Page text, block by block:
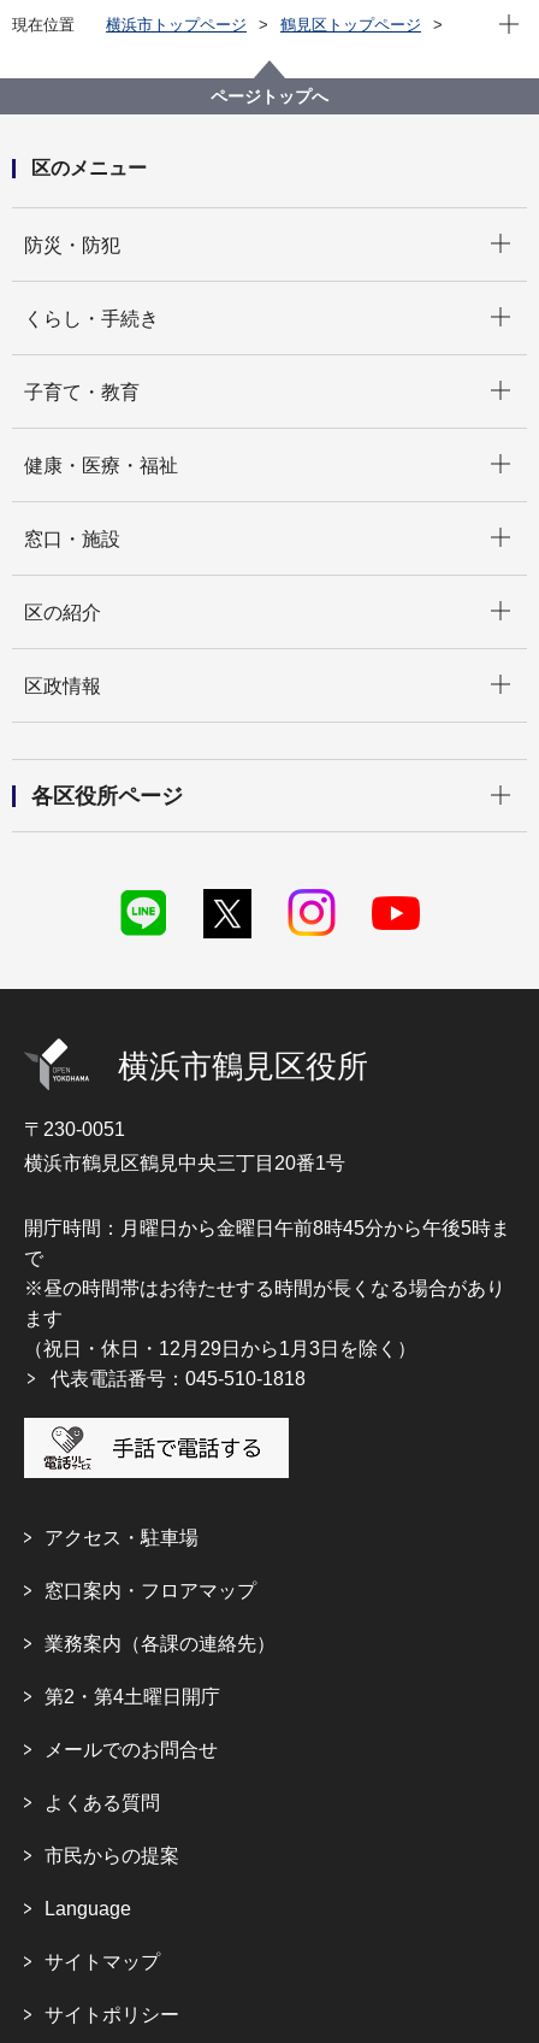
現在位置 横浜市トップページ
鶴見区トップページ
鶴見区のマスコット「ワッくん」の部屋
「いろいろ鶴見」（ワッくんの鶴見の見どころ紹介）
現在
ページトップへ
区のメニュー
防災・防犯
くらし・手続き
子育て・教育
健康・医療・福祉
窓口・施設
区の紹介
区政情報
各区役所ページ
横浜市鶴見区役所
〒230-0051
横浜市鶴見区鶴見中央三丁目20番1号
開庁時間：月曜日から金曜日午前8時45分から午後5時ま
で
※昼の時間帯はお待たせする時間が長くなる場合があり
ます
（祝日・休日・12月29日から1月3日を除く）
代表電話番号：045-510-1818
アクセス・駐車場
窓口案内・フロアマップ
業務案内（各課の連絡先）
第2・第4土曜日開庁
メールでのお問合せ
よくある質問
市民からの提案
Language
サイトマップ
サイトポリシー